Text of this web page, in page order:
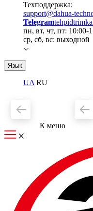
Техподдержка:
support@dahua-
Telegram
пн, вт, чт, пт: 10:00-
ср, сб, вс: выходной
Язык
UA RU
К меню